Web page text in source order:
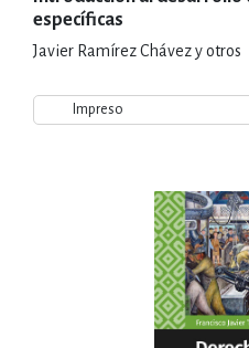
específicas
Javier Ramírez Chávez y otros
Impreso